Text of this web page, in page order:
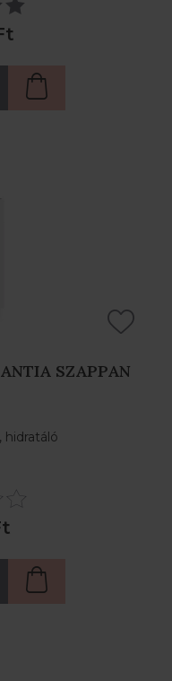
SZAPPAN
hidratáló